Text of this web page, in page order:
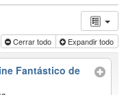
Cerrar todo Expandir todo
Fantástico de